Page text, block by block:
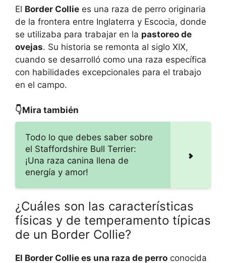
El Border Collie es una raza de perro originaria
de la frontera entre Inglaterra y Escocia, donde
se utilizaba para trabajar en la pastoreo de
ovejas. Su historia se remonta al siglo XIX,
cuando se desarrolló como una raza específica
con habilidades excepcionales para el trabajo
en el campo.
👇Mira también
Todo lo que debes saber sobre
el Staffordshire Bull Terrier:
¡Una raza canina llena de
energía y amor!
¿Cuáles son las características
físicas y de temperamento típicas
de un Border Collie?
El Border Collie es una raza de perro conocida